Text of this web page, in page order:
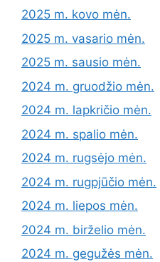
2025 m. kovo mėn.
2025 m. vasario mėn.
2025 m. sausio mėn.
2024 m. gruodžio mėn.
2024 m. lapkričio mėn.
2024 m. spalio mėn.
2024 m. rugsėjo mėn.
2024 m. rugpjūčio mėn.
2024 m. liepos mėn.
2024 m. birželio mėn.
2024 m. gegužės mėn.